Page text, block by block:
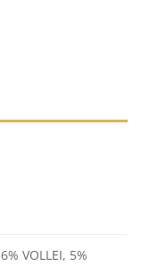
VOLLEI, 5%